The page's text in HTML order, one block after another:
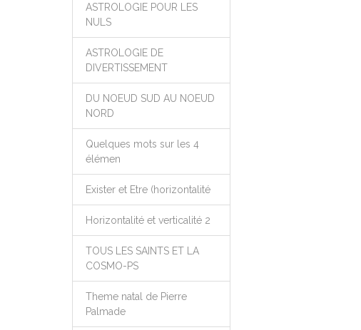
ASTROLOGIE POUR LES
NULS
ASTROLOGIE DE
DIVERTISSEMENT
DU NOEUD SUD AU NOEUD
NORD
Quelques mots sur les 4
élémen
Exister et Etre (horizontalité
Horizontalité et verticalité 2
TOUS LES SAINTS ET LA
COSMO-PS
Theme natal de Pierre
Palmade